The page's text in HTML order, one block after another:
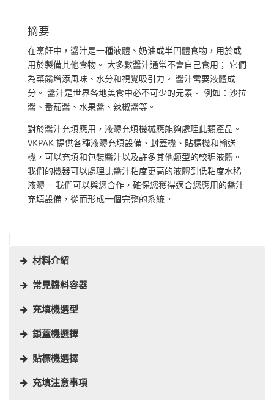
摘要
在烹飪中，醬汁是一種液體、奶油或半固體食物，用於或
用於製備其他食物。 大多數醬汁通常不會自己食用； 它們
為菜餚增添風味、水分和視覺吸引力。 醬汁需要液體成
分。 醬汁是世界各地美食中必不可少的元素。 例如：沙拉
醬、番茄醬、水果醬、辣椒醬等。
對於醬汁充填應用，液體充填機械應能夠處理此類產品。
VKPAK 提供各種液體充填設備、封蓋機、貼標機和輸送
機，可以充填和包裝醬汁以及許多其他類型的較稠液體。
我們的機器可以處理比醬汁粘度更高的液體到低粘度水稀
液體。 我們可以與您合作，確保您獲得適合您應用的醬汁
充填設備，從而形成一個完整的系統。
材料介紹
常見醬料容器
充填機選型
鎖蓋機選擇
貼標機選擇
充填注意事項